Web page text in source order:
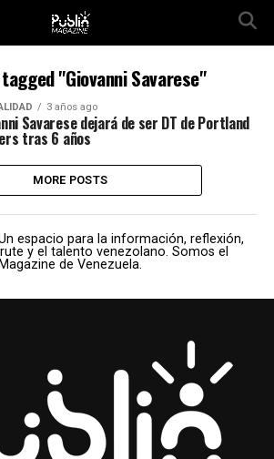
"Giovanni Savarese"
3 años ago
Savarese dejará de ser DT de Portland
tras 6 años
MORE POSTS
espacio para la información, reflexión,
y el talento venezolano. Somos el
Magazine de Venezuela.